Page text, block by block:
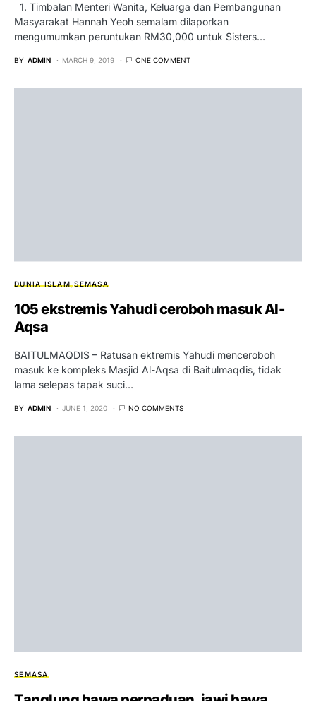
1. Timbalan Menteri Wanita, Keluarga dan Pembangunan
Masyarakat Hannah Yeoh semalam dilaporkan
mengumumkan peruntukan RM30,000 untuk Sisters…
BY ADMIN MARCH 9, 2019 ONE COMMENT
DUNIA ISLAM SEMASA
105 ekstremis Yahudi ceroboh masuk Al-
Aqsa
BAITULMAQDIS – Ratusan ektremis Yahudi menceroboh
masuk ke kompleks Masjid Al-Aqsa di Baitulmaqdis, tidak
lama selepas tapak suci…
BY ADMIN JUNE 1, 2020 NO COMMENTS
SEMASA